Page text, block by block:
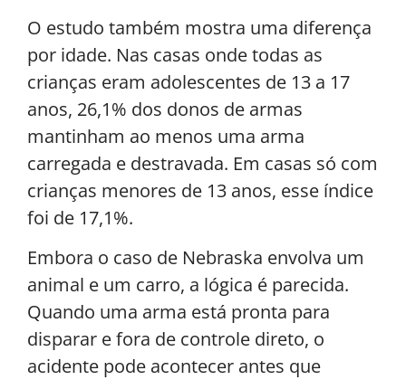
O estudo também mostra uma diferença
por idade. Nas casas onde todas as
crianças eram adolescentes de 13 a 17
anos, 26,1% dos donos de armas
mantinham ao menos uma arma
carregada e destravada. Em casas só com
crianças menores de 13 anos, esse índice
foi de 17,1%.
Embora o caso de Nebraska envolva um
animal e um carro, a lógica é parecida.
Quando uma arma está pronta para
disparar e fora de controle direto, o
acidente pode acontecer antes que